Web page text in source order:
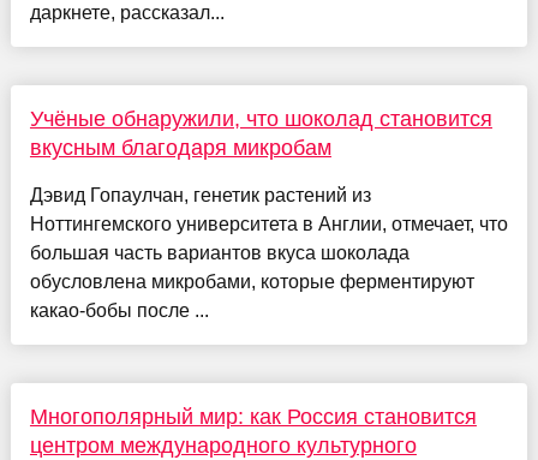
даркнете, рассказал...
Учёные обнаружили, что шоколад становится
вкусным благодаря микробам
Дэвид Гопаулчан, генетик растений из
Ноттингемского университета в Англии, отмечает, что
большая часть вариантов вкуса шоколада
обусловлена микробами, которые ферментируют
какао-бобы после ...
Многополярный мир: как Россия становится
центром международного культурного